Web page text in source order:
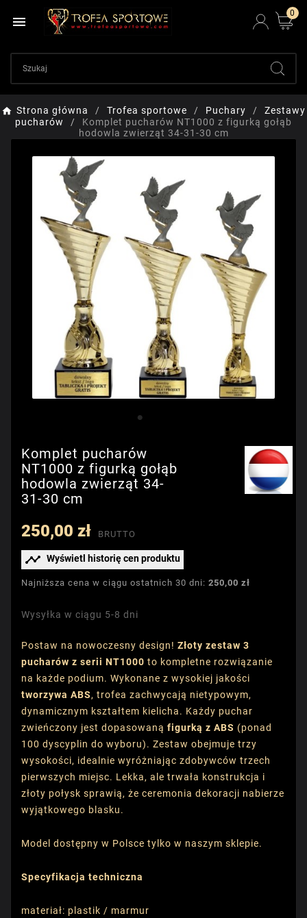

0
Strona główna Trofea sportowe Puchary
Zestawy
pucharów
Komplet pucharów NT1000 z figurką gołąb
hodowla zwierząt 34-31-30 cm
Komplet pucharów
NT1000 z figurką gołąb
hodowla zwierząt 34-
31-30 cm
250,00 zł BRUTTO
 Wyświetl historię cen produktu
Najniższa cena w ciągu ostatnich 30 dni: 250,00 zł
Wysyłka w ciągu 5-8 dni
Postaw na nowoczesny design! Złoty zestaw 3
pucharów z serii NT1000 to kompletne rozwiązanie
na każde podium. Wykonane z wysokiej jakości
tworzywa ABS, trofea zachwycają nietypowym,
dynamicznym kształtem kielicha. Każdy puchar
zwieńczony jest dopasowaną figurką z ABS (ponad
100 dyscyplin do wyboru). Zestaw obejmuje trzy
wysokości, idealnie wyróżniając zdobywców trzech
pierwszych miejsc. Lekka, ale trwała konstrukcja i
złoty połysk sprawią, że ceremonia dekoracji nabierze
wyjątkowego blasku.
Model dostępny w Polsce tylko w naszym sklepie.
Specyfikacja techniczna
materiał: plastik / marmur